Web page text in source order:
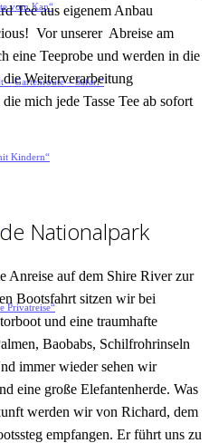
vom Kap“
– Gartenroute – Safari“
Kindern“
Privatreise“
Tee aus eigenem Anbau
Vor unserer Abreise am
eine Teeprobe und werden in die
Weiterverarbeitung
mich jede Tasse Tee ab sofort
Nationalpark
Anreise auf dem Shire River zur
Bootsfahrt sitzen wir bei
und eine traumhafte
Baobabs, Schilfrohrinseln
immer wieder sehen wir
eine große Elefantenherde. Was
werden wir von Richard, dem
empfangen. Er führt uns zu